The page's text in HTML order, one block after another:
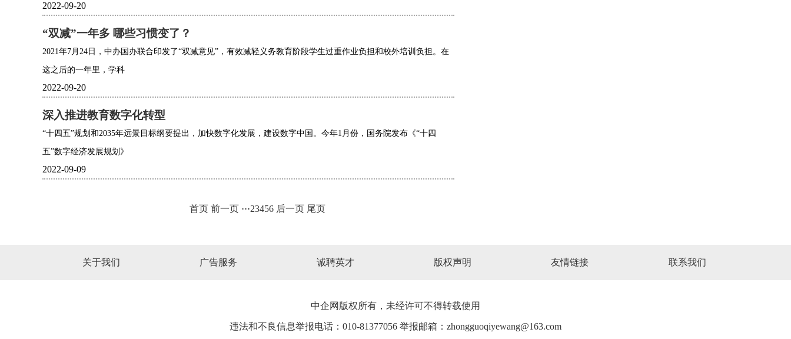
2022-09-20
“双减”一年多 哪些习惯变了？
2021年7月24日，中办国办联合印发了“双减意见”，有效减轻义务教育阶段学生过重作业负担和校外培训负担。在
这之后的一年里，学科
2022-09-20
深入推进教育数字化转型
“十四五”规划和2035年远景目标纲要提出，加快数字化发展，建设数字中国。今年1月份，国务院发布《“十四
五”数字经济发展规划》
2022-09-09
首页 前一页 ···23456 后一页 尾页
关于我们 广告服务 诚聘英才 版权声明 友情链接 联系我们
中企网版权所有，未经许可不得转载使用
违法和不良信息举报电话：010-81377056 举报邮箱：zhongguoqiyewang@163.com